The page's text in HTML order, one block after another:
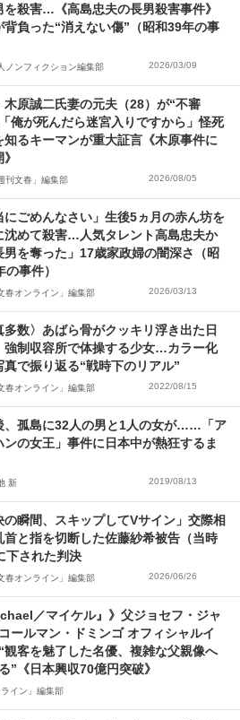
を殺害…《高島忠夫の長男殺害事件》
背負った“消えない傷”（昭和39年の事
ノンフィクション編集部 2026/03/09
木原誠二氏妻の元夫（28）が“不審
俺が死んだら迷宮入りですから」怪死
知るキーマンが重大証言《木原事件に
刊文春」編集部 2026/08/05
にごめんなさい」生後5ヵ月の赤ん坊を
沈めて殺害…人気タレント高島忠夫か
男を奪った」17歳家政婦の闇深さ（昭
の事件）
春オンライン」編集部 2026/03/13
多数〉あばら骨がクッキリ浮き出た日
強制収容所で体操する少女…カラー化
真で振り返る“戦時下のリアル”
春オンライン」編集部 2022/08/15
、孤島に32人の男と1人の女が……「ア
ンの女王」事件に日本中が熱狂するま
新 2019/08/13
の瞬間、スキップしてVサイン」交際相
首と指を切断した佐藤紗希被告（当時
下された判決
春オンライン」編集部 2026/06/26
／マイケル』》父ジョセフ・ジャ
ールマン・ドミンゴ オフィシャルイ
観客を魅了した名優、複雑な父親像へ
”《日本興収70億円突破》
ライン」編集部